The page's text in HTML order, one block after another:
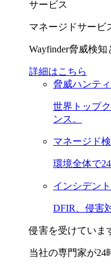
サービス
マネージドサービ
Wayfinder脅威検知
詳細はこちら
脅威ハンテ
世界トップ
ンス。
マネージド
環境全体で
インシデン
DFIR、侵害
侵害を受けていま
当社の専門家が24